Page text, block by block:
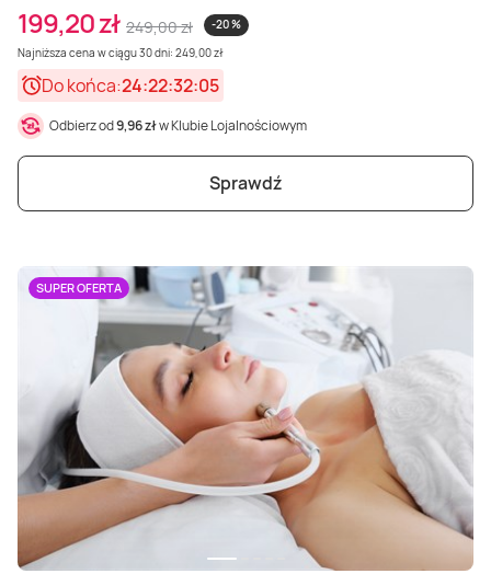
199,20 zł 249,00 zł
-20 %
Najniższa cena w ciągu 30 dni: 249,00 zł
Do końca:24:22:32:03
Odbierz od9,96 złw Klubie Lojalnościowym
Sprawdź
SUPER OFERTA